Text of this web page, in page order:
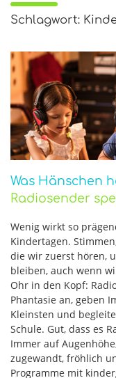
Schlagwort:
Was Hänschen
Radiosender
Wenig wirkt so
Kindertagen.
die wir zuerst hören,
bleiben, auch wenn
Ohr in den Kopf:
Phantasie an, geben
Kleinsten und
Schule. Gut, dass es
Immer auf
zugewandt, fröhlich
Programme mit